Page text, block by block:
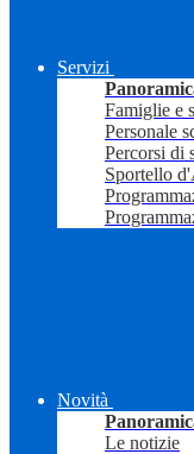
Servizi
Famiglie e
Personale
Percorsi di
Sportello
Novità
Le notizie